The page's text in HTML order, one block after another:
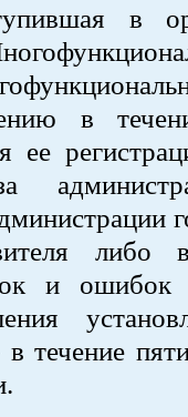
в
в
ее
либо
и
течение